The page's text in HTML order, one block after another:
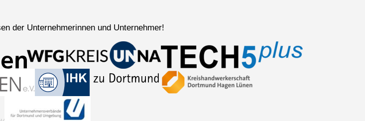
der Unternehmerinnen und Unternehmer!